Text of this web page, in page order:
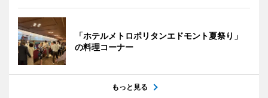
「ホテルメトロポリタンエドモント夏祭り」
の料理コーナー
もっと見る